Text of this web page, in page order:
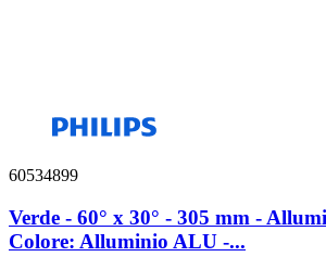
60534899
Verde - 60° x 30° - 305 mm -
Colore: Alluminio ALU -...